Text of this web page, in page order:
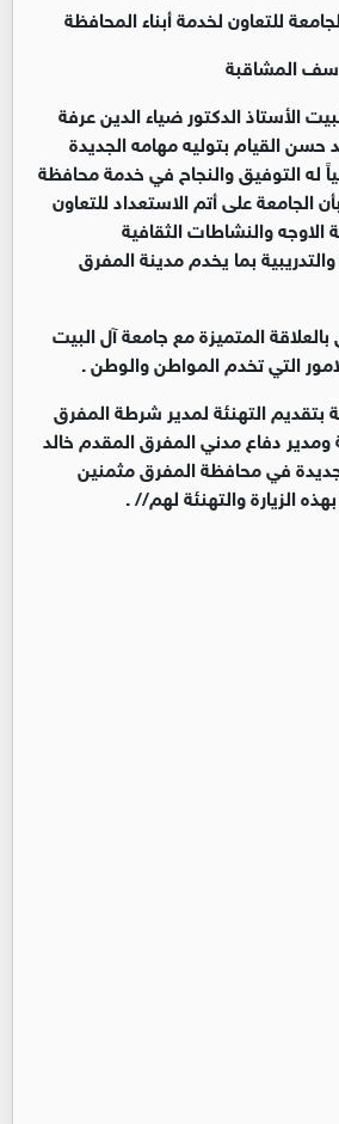
للتعاون لخدمة أبناء المحافظة
المشاقبة
الأستاذ الدكتور ضياء الدين عرفة
القيام بتوليه مهامه الجديدة
له التوفيق والنجاح في خدمة محافظة
الجامعة على أتم الاستعداد للتعاون
والنشاطات الثقافية
بما يخدم مدينة المفرق
المتميزة مع جامعة آل البيت
التي تخدم المواطن والوطن .
بتقديم التهنئة لمدير شرطة المفرق
ومدير دفاع مدني المفرق المقدم خالد
في محافظة المفرق مثمنين
الزيارة والتهنئة لهم// .